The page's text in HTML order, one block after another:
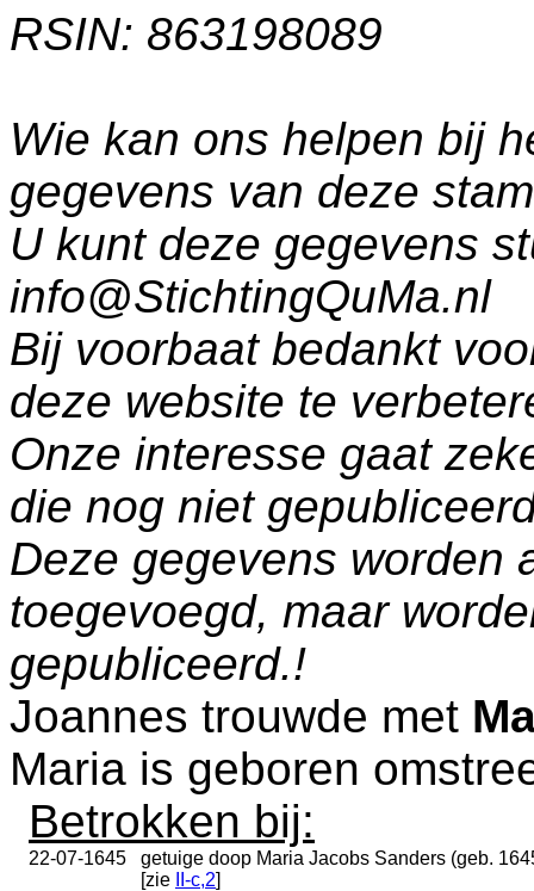
RSIN: 863198089
Wie kan ons helpen bij
gegevens van deze
U kunt deze gegevens
info@StichtingQuMa.nl
Bij voorbaat bedankt
deze website te
Onze interesse gaat
die nog niet
Deze gegevens worden
toegevoegd, maar
gepubliceerd.!
Joannes trouwde met
Maria is geboren
Betrokken bij:
22-07-1645 getuige doop Maria Jacobs Sanders (geb.
[zie
II-c,2]